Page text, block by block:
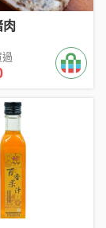
肉